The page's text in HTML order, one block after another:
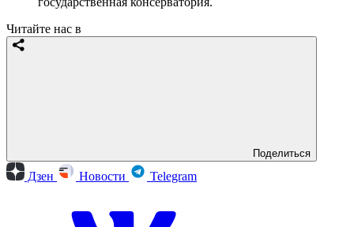
Читайте нас в
Поделиться
Дзен Новости Telegram